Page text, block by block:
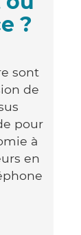
?
sont
de
pour
à
en